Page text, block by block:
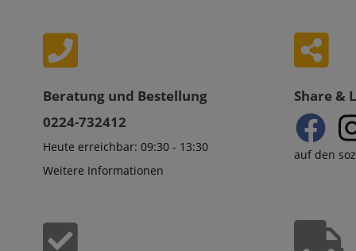
Beratung und Bestellung
0224-732412
Heute erreichbar: 09:30 - 13:30
Weitere Informationen
Share &
auf den
Statistik-Cookies
nicht verwendet
Cookie
Domain
zoovu-